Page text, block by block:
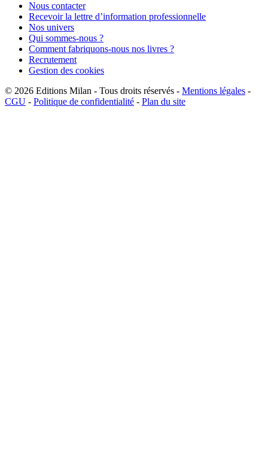
Nous contacter
Recevoir la lettre d’information professionnelle
Nos univers
Qui sommes-nous ?
Comment fabriquons-nous nos livres ?
Recrutement
Gestion des cookies
© 2026 Editions Milan - Tous droits réservés - Mentions légales -
CGU - Politique de confidentialité - Plan du site